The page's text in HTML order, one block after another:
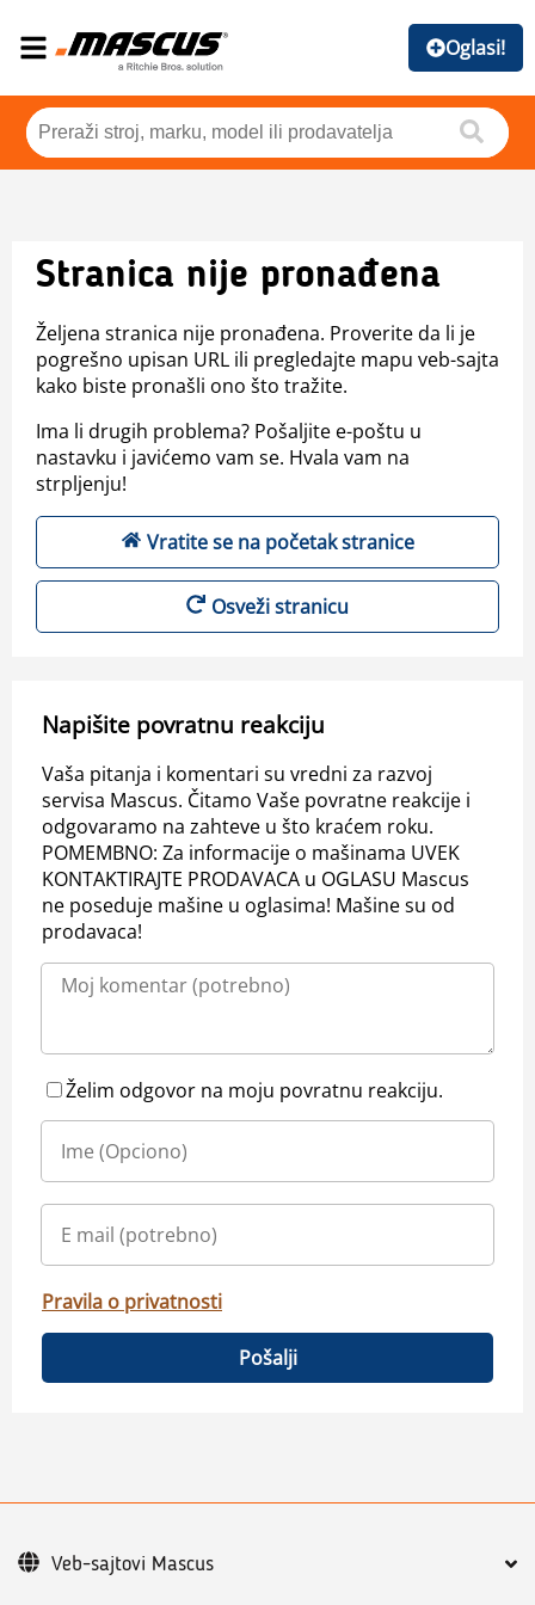
Oglasi!
Stranica nije pronađena
Željena stranica nije pronađena. Proverite da li je
pogrešno upisan URL ili pregledajte mapu veb-sajta
kako biste pronašli ono što tražite.
Ima li drugih problema? Pošaljite e-poštu u
nastavku i javićemo vam se. Hvala vam na
strpljenju!
Vratite se na početak stranice
Osveži stranicu
Napišite povratnu reakciju
Vaša pitanja i komentari su vredni za razvoj
servisa Mascus. Čitamo Vaše povratne reakcije i
odgovaramo na zahteve u što kraćem roku.
POMEMBNO: Za informacije o mašinama UVEK
KONTAKTIRAJTE PRODAVACA u OGLASU Mascus
ne poseduje mašine u oglasima! Mašine su od
prodavaca!
Želim odgovor na moju povratnu reakciju.
Pravila o privatnosti
Pošalji
Veb-sajtovi Mascus